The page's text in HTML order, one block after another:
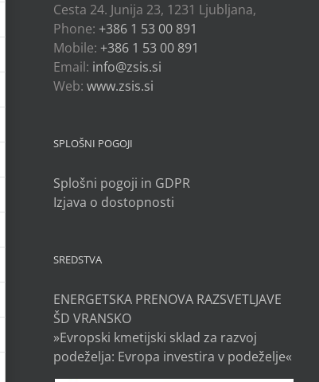
Cesta 24. Junija 23, 1231 Ljubljana,
Phone: +386 1 53 00 891
Mobile: +386 1 53 00 891
Email: info@zsis.si
Web: www.zsis.si
SPLOŠNI POGOJI
Splošni pogoji in GDPR
Izjava o dostopnosti
SREDSTVA
ENERGETSKA PRENOVA RAZSVETLJAVE
ŠD VRANSKO
»Evropski kmetijski sklad za razvoj
podeželja: Evropa investira v podeželje«